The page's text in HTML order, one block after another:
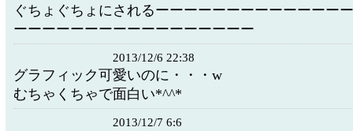
ぐちょぐちょにされるーーーーーーーーーーーーー
ーーーーーーーーーーーーーーーーー
2013/12/6 22:38
グラフィック可愛いのに・・・w
むちゃくちゃで面白い*^^*
2013/12/7 6:6